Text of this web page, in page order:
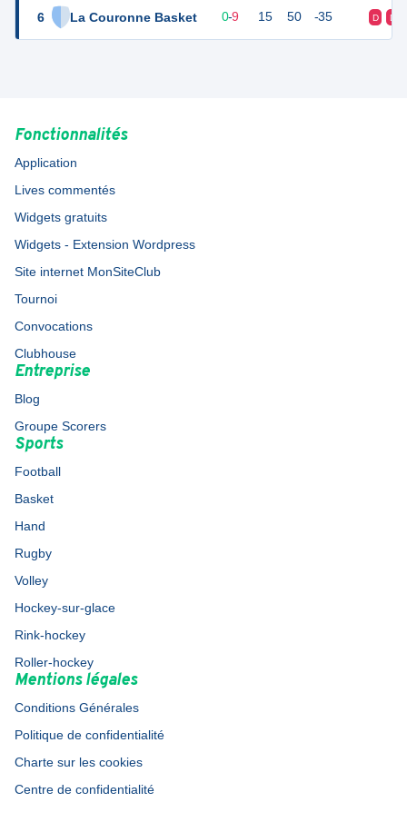
6 La Couronne Basket
1 10 0-9 15 50 -35 D D
Fonctionnalités
Application
Lives commentés
Widgets gratuits
Widgets - Extension Wordpress
Site internet MonSiteClub
Tournoi
Convocations
Clubhouse
Entreprise
Blog
Groupe Scorers
Sports
Football
Basket
Hand
Rugby
Volley
Hockey-sur-glace
Rink-hockey
Roller-hockey
Mentions légales
Conditions Générales
Politique de confidentialité
Charte sur les cookies
Centre de confidentialité